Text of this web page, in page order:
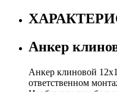
Анкер
Анкер клиновой
ответственном